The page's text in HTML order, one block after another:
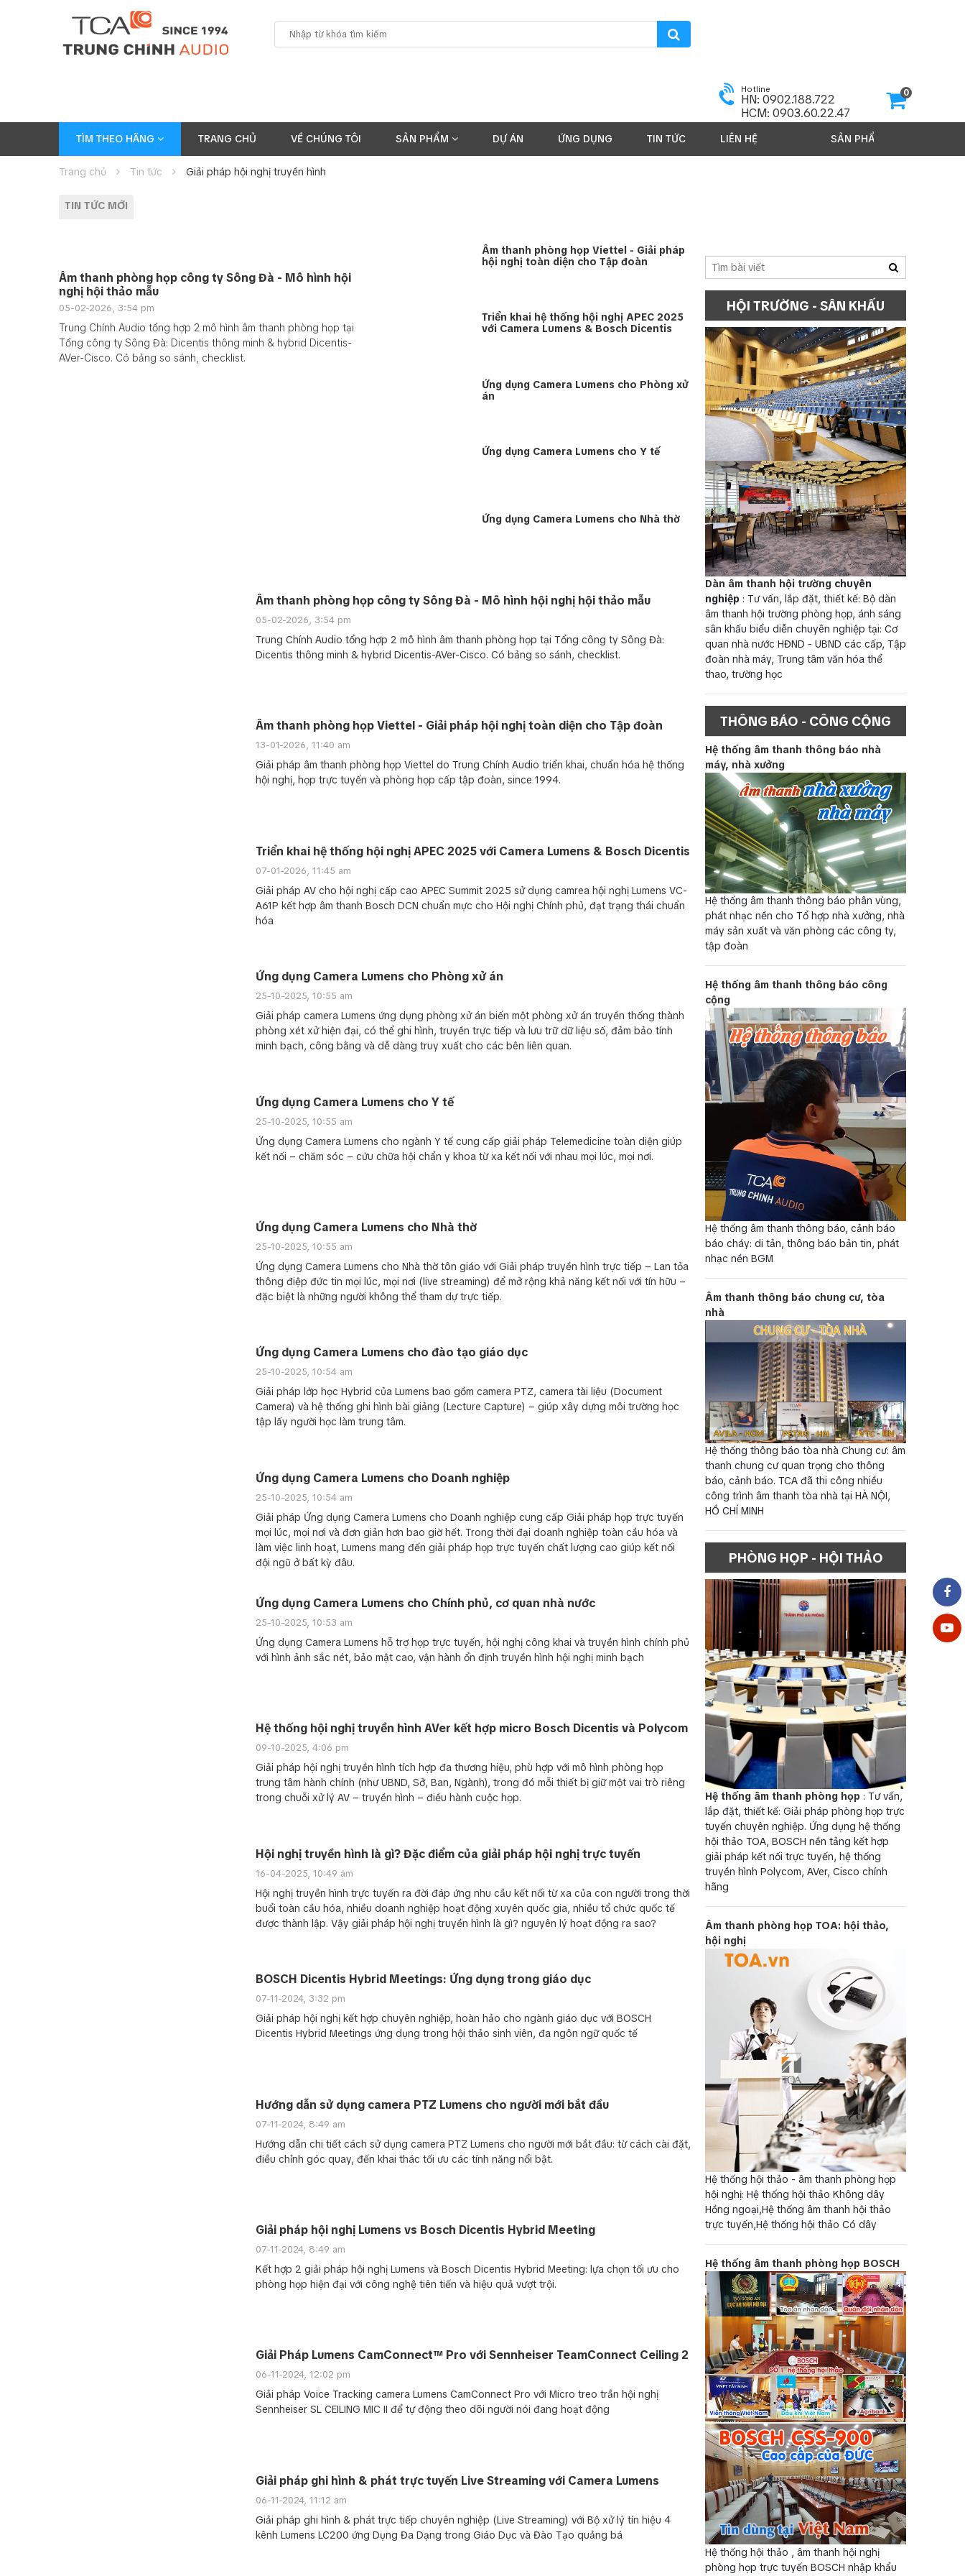
Hotline
HN: 0902.188.722
HCM: 0903.60.22.47
0
TÌM THEO HÃNG TRANG CHỦ VỀ CHÚNG TÔI SẢN PHẨM DỰ ÁN ỨNG DỤNG TIN TỨC LIÊN HỆ SẢN PHẨM 2026
Trang chủ Tin tức Giải pháp hội nghị truyền hình
TIN TỨC MỚI
Âm thanh phòng họp công ty Sông Đà - Mô hình hội
nghị hội thảo mẫu
05-02-2026, 3:54 pm
Trung Chính Audio tổng hợp 2 mô hình âm thanh phòng họp tại
Tổng công ty Sông Đà: Dicentis thông minh & hybrid Dicentis-
AVer-Cisco. Có bảng so sánh, checklist.
Âm thanh phòng họp Viettel - Giải pháp
hội nghị toàn diện cho Tập đoàn
Triển khai hệ thống hội nghị APEC 2025
với Camera Lumens & Bosch Dicentis
Ứng dụng Camera Lumens cho Phòng xử
án
Ứng dụng Camera Lumens cho Y tế
Ứng dụng Camera Lumens cho Nhà thờ
Âm thanh phòng họp công ty Sông Đà - Mô hình hội nghị hội thảo mẫu
05-02-2026, 3:54 pm
Trung Chính Audio tổng hợp 2 mô hình âm thanh phòng họp tại Tổng công ty Sông Đà:
Dicentis thông minh & hybrid Dicentis-AVer-Cisco. Có bảng so sánh, checklist.
Âm thanh phòng họp Viettel - Giải pháp hội nghị toàn diện cho Tập đoàn
13-01-2026, 11:40 am
Giải pháp âm thanh phòng họp Viettel do Trung Chính Audio triển khai, chuẩn hóa hệ thống
hội nghị, họp trực tuyến và phòng họp cấp tập đoàn, since 1994.
Triển khai hệ thống hội nghị APEC 2025 với Camera Lumens & Bosch Dicentis
07-01-2026, 11:45 am
Giải pháp AV cho hội nghị cấp cao APEC Summit 2025 sử dụng camrea hội nghị Lumens VC-
A61P kết hợp âm thanh Bosch DCN chuẩn mực cho Hội nghị Chính phủ, đạt trạng thái chuẩn
hóa
Ứng dụng Camera Lumens cho Phòng xử án
25-10-2025, 10:55 am
Giải pháp camera Lumens ứng dụng phòng xử án biến một phòng xử án truyền thống thành
phòng xét xử hiện đại, có thể ghi hình, truyền trực tiếp và lưu trữ dữ liệu số, đảm bảo tính
minh bạch, công bằng và dễ dàng truy xuất cho các bên liên quan.
Ứng dụng Camera Lumens cho Y tế
25-10-2025, 10:55 am
Ứng dụng Camera Lumens cho ngành Y tế cung cấp giải pháp Telemedicine toàn diện giúp
kết nối – chăm sóc – cứu chữa hội chẩn y khoa từ xa kết nối với nhau mọi lúc, mọi nơi.
Ứng dụng Camera Lumens cho Nhà thờ
25-10-2025, 10:55 am
Ứng dụng Camera Lumens cho Nhà thờ tôn giáo với Giải pháp truyền hình trực tiếp – Lan tỏa
thông điệp đức tin mọi lúc, mọi nơi (live streaming) để mở rộng khả năng kết nối với tín hữu –
đặc biệt là những người không thể tham dự trực tiếp.
Ứng dụng Camera Lumens cho đào tạo giáo dục
25-10-2025, 10:54 am
Giải pháp lớp học Hybrid của Lumens bao gồm camera PTZ, camera tài liệu (Document
Camera) và hệ thống ghi hình bài giảng (Lecture Capture) – giúp xây dựng môi trường học
tập lấy người học làm trung tâm.
Ứng dụng Camera Lumens cho Doanh nghiệp
25-10-2025, 10:54 am
Giải pháp Ứng dụng Camera Lumens cho Doanh nghiệp cung cấp Giải pháp họp trực tuyến
mọi lúc, mọi nơi và đơn giản hơn bao giờ hết. Trong thời đại doanh nghiệp toàn cầu hóa và
làm việc linh hoạt, Lumens mang đến giải pháp họp trực tuyến chất lượng cao giúp kết nối
đội ngũ ở bất kỳ đâu.
Ứng dụng Camera Lumens cho Chính phủ, cơ quan nhà nước
25-10-2025, 10:53 am
Ứng dụng Camera Lumens hỗ trợ họp trực tuyến, hội nghị công khai và truyền hình chính phủ
với hình ảnh sắc nét, bảo mật cao, vận hành ổn định truyền hình hội nghị minh bạch
Hệ thống hội nghị truyền hình AVer kết hợp micro Bosch Dicentis và Polycom
09-10-2025, 4:06 pm
Giải pháp hội nghị truyền hình tích hợp đa thương hiệu, phù hợp với mô hình phòng họp
trung tâm hành chính (như UBND, Sở, Ban, Ngành), trong đó mỗi thiết bị giữ một vai trò riêng
trong chuỗi xử lý AV – truyền hình – điều hành cuộc họp.
Hội nghị truyền hình là gì? Đặc điểm của giải pháp hội nghị trực tuyến
16-04-2025, 10:49 am
Hội nghị truyền hình trực tuyến ra đời đáp ứng nhu cầu kết nối từ xa của con người trong thời
buổi toàn cầu hóa, nhiều doanh nghiệp hoạt động xuyên quốc gia, nhiều tổ chức quốc tế
được thành lập. Vậy giải pháp hội nghị truyền hình là gì? nguyên lý hoạt động ra sao?
BOSCH Dicentis Hybrid Meetings: Ứng dụng trong giáo dục
07-11-2024, 3:32 pm
Giải pháp hội nghị kết hợp chuyên nghiệp, hoàn hảo cho ngành giáo dục với BOSCH
Dicentis Hybrid Meetings ứng dụng trong hội thảo sinh viên, đa ngôn ngữ quốc tế
Hướng dẫn sử dụng camera PTZ Lumens cho người mới bắt đầu
07-11-2024, 8:49 am
Hướng dẫn chi tiết cách sử dụng camera PTZ Lumens cho người mới bắt đầu: từ cách cài đặt,
điều chỉnh góc quay, đến khai thác tối ưu các tính năng nổi bật.
Giải pháp hội nghị Lumens vs Bosch Dicentis Hybrid Meeting
07-11-2024, 8:49 am
Kết hợp 2 giải pháp hội nghị Lumens và Bosch Dicentis Hybrid Meeting: lựa chọn tối ưu cho
phòng họp hiện đại với công nghệ tiên tiến và hiệu quả vượt trội.
Giải Pháp Lumens CamConnect™ Pro với Sennheiser TeamConnect Ceiling 2
06-11-2024, 12:02 pm
Giải pháp Voice Tracking camera Lumens CamConnect Pro với Micro treo trần hội nghị
Sennheiser SL CEILING MIC II để tự động theo dõi người nói đang hoạt động
Giải pháp ghi hình & phát trực tuyến Live Streaming với Camera Lumens
06-11-2024, 11:12 am
Giải pháp ghi hình & phát trực tiếp chuyên nghiệp (Live Streaming) với Bộ xử lý tín hiệu 4
kênh Lumens LC200 ứng Dụng Đa Dạng trong Giáo Dục và Đào Tạo quảng bá
HỘI TRƯỜNG - SÂN KHẤU
Dàn âm thanh hội trường chuyên
nghiệp : Tư vấn, lắp đặt, thiết kế: Bộ dàn
âm thanh hội trường phòng họp, ánh sáng
sân khấu biểu diễn chuyên nghiệp tại: Cơ
quan nhà nước HĐND - UBND các cấp, Tập
đoàn nhà máy, Trung tâm văn hóa thể
thao, trường học
THÔNG BÁO - CÔNG CỘNG
Hệ thống âm thanh thông báo nhà
máy, nhà xưởng
Hệ thống âm thanh thông báo phân vùng,
phát nhạc nền cho Tổ hợp nhà xưởng, nhà
máy sản xuất và văn phòng các công ty,
tập đoàn
Hệ thống âm thanh thông báo công
cộng
Hệ thống âm thanh thông báo, cảnh báo
báo cháy: di tản, thông báo bản tin, phát
nhạc nền BGM
Âm thanh thông báo chung cư, tòa
nhà
Hệ thống thông báo tòa nhà Chung cư: âm
thanh chung cư quan trọng cho thông
báo, cảnh báo. TCA đã thi công nhiều
công trình âm thanh tòa nhà tại HÀ NỘI,
HỒ CHÍ MINH
PHÒNG HỌP - HỘI THẢO
Hệ thống âm thanh phòng họp : Tư vấn,
lắp đặt, thiết kế: Giải pháp phòng họp trực
tuyến chuyên nghiệp. Ứng dụng hệ thống
hội thảo TOA, BOSCH nền tảng kết hợp
giải pháp kết nối trực tuyến, hệ thống
truyền hình Polycom, AVer, Cisco chính
hãng
Âm thanh phòng họp TOA: hội thảo,
hội nghị
Hệ thống hội thảo - âm thanh phòng họp
hội nghị: Hệ thống hội thảo Không dây
Hồng ngoại,Hệ thống âm thanh hội thảo
trực tuyến,Hệ thống hội thảo Có dây
Hệ thống âm thanh phòng họp BOSCH
Hệ thống hội thảo , âm thanh hội nghị
phòng họp trực tuyến BOSCH nhập khẩu